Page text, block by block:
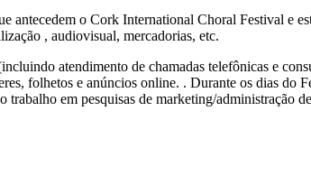
antecedem o Cork International Choral Festival e
, audiovisual, mercadorias, etc.
atendimento de chamadas telefônicas e
folhetos e anúncios online. . Durante os dias do
em pesquisas de marketing/administração